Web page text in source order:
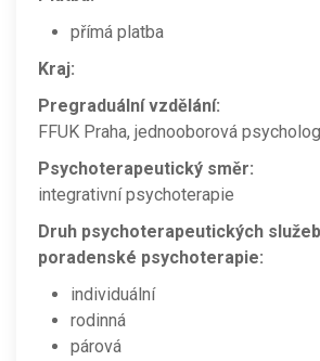
přímá platba
Kraj:
Pregraduální vzdělání:
FFUK Praha, jednooborová
Psychoterapeutický směr:
integrativní psychoterapie
Druh psychoterapeutických
poradenské psychoterapie:
individuální
rodinná
párová